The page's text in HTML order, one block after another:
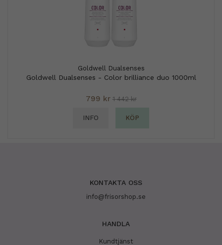
Goldwell Dualsenses
Goldwell Dualsenses - Color brilliance duo 1000ml
799 kr 1 442 kr
INFO KÖP
KONTAKTA OSS
info@frisorshop.se
HANDLA
Kundtjänst